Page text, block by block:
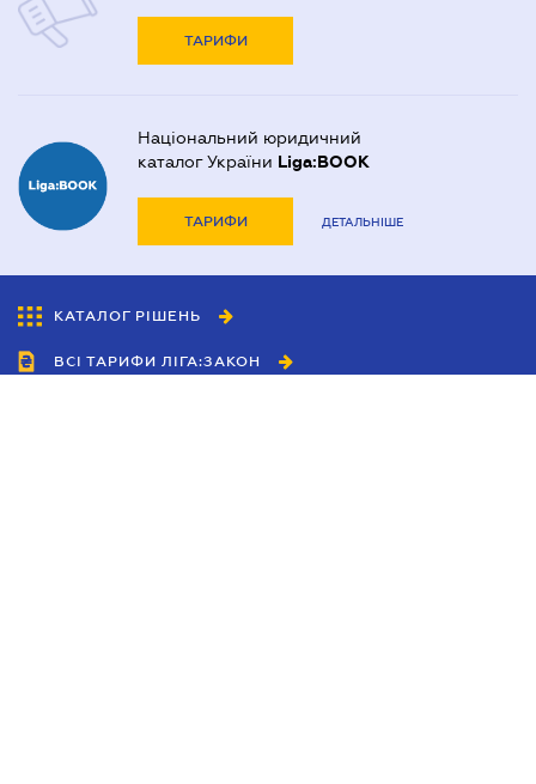
ТАРИФИ
Національний юридичний
каталог України Liga:BOOK
ТАРИФИ ДЕТАЛЬНІШЕ
КАТАЛОГ РІШЕНЬ
ВСІ ТАРИФИ ЛІГА:ЗАКОН